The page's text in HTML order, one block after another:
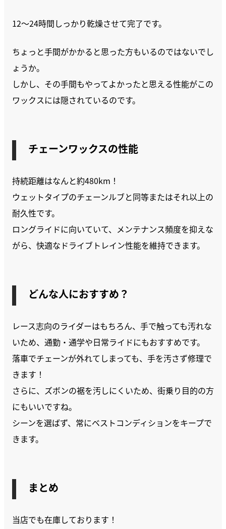
12〜24時間しっかり乾燥させて完了です。
ちょっと手間がかかると思った方もいるのではないでし
ょうか。
しかし、その手間もやってよかったと思える性能がこの
ワックスには隠されているのです。
チェーンワックスの性能
持続距離はなんと約480km！
ウェットタイプのチェーンルブと同等またはそれ以上の
耐久性です。
ロングライドに向いていて、メンテナンス頻度を抑えな
がら、快適なドライブトレイン性能を維持できます。
どんな人におすすめ？
レース志向のライダーはもちろん、手で触っても汚れな
いため、通勤・通学や日常ライドにもおすすめです。
落車でチェーンが外れてしまっても、手を汚さず修理で
きます！
さらに、ズボンの裾を汚しにくいため、街乗り目的の方
にもいいですね。
シーンを選ばず、常にベストコンディションをキープで
きます。
まとめ
当店でも在庫しております！